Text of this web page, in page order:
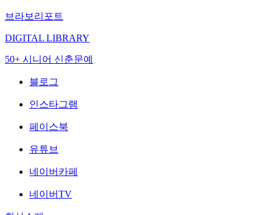
브라보리포트
DIGITAL LIBRARY
50+ 시니어 신춘문예
블로그
인스타그램
페이스북
유튜브
네이버카페
네이버TV